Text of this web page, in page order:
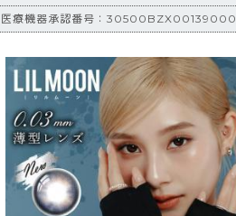
医療機器承認番号：30500BZX00139000